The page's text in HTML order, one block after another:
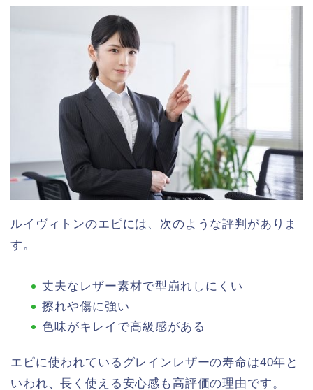
ルイヴィトンのエピには、次のような評判がありま
す。
丈夫なレザー素材で型崩れしにくい
擦れや傷に強い
色味がキレイで高級感がある
エピに使われているグレインレザーの寿命は40年と
いわれ、長く使える安心感も高評価の理由です。